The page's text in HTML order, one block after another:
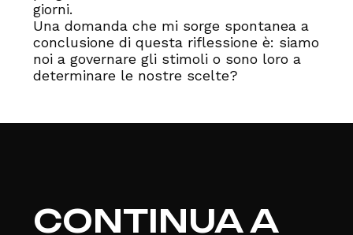
giorni.
Una domanda che mi sorge spontanea a
conclusione di questa riflessione è: siamo
noi a governare gli stimoli o sono loro a
determinare le nostre scelte?
CONTINUA A